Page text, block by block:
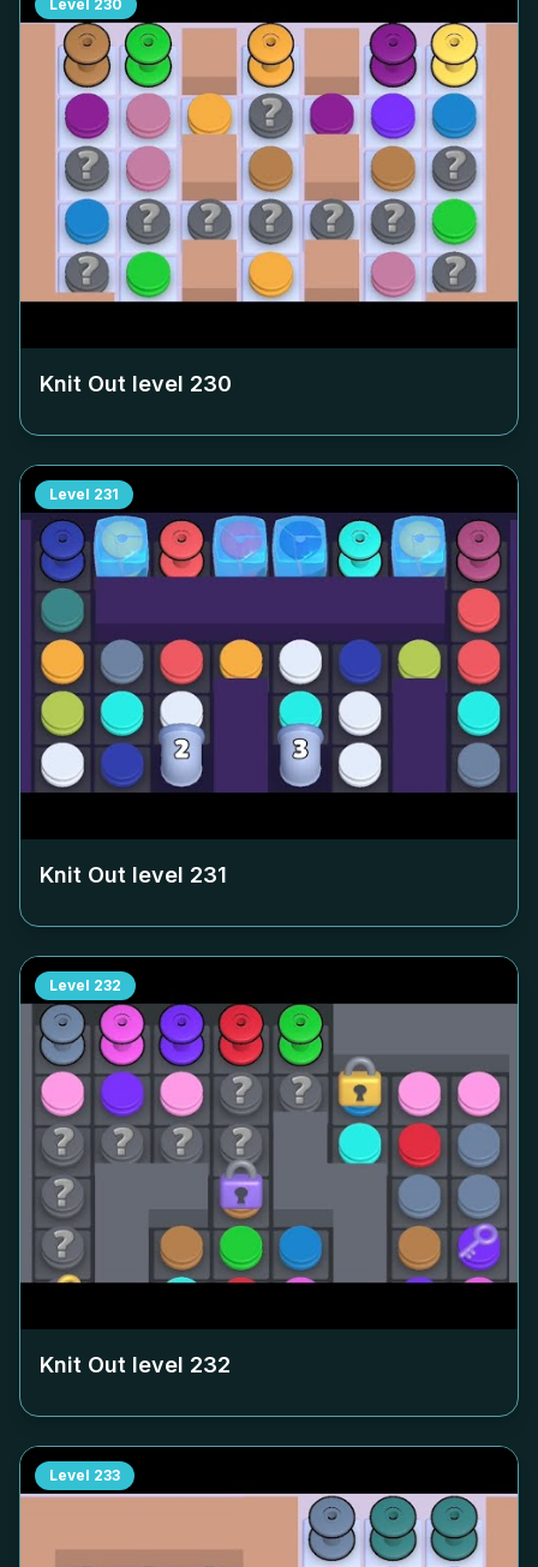
Level 230
Knit Out level 230
Level 231
Knit Out level 231
Level 232
Knit Out level 232
Level 233